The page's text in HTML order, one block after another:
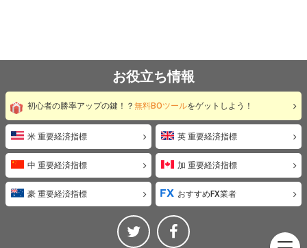
お役立ち情報
初心者の勝率アップの鍵！？ 無料BOツールをゲットしよう！
米 重要経済指標 英 重要経済指標
中 重要経済指標 加 重要経済指標
豪 重要経済指標 おすすめFX業者